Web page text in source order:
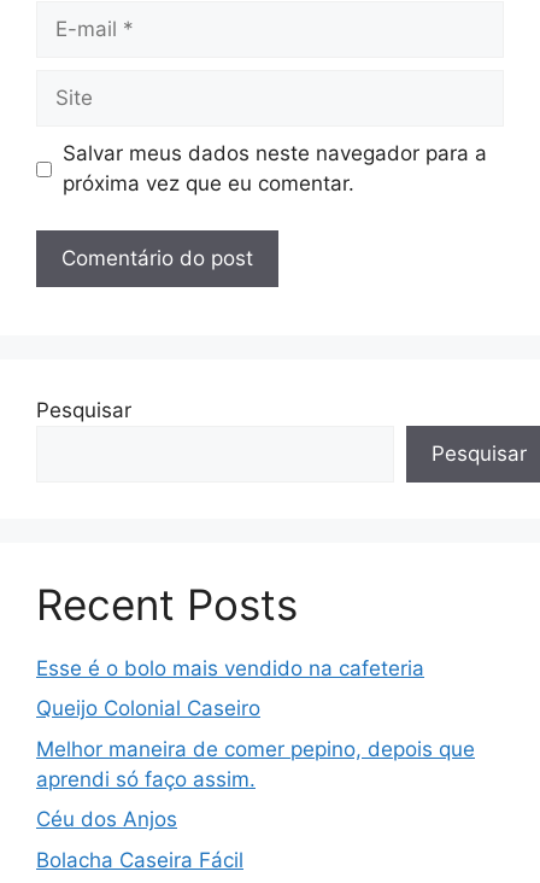
Site
Salvar meus dados neste navegador para a
próxima vez que eu comentar.
Pesquisar
Pesquisar
Recent Posts
Esse é o bolo mais vendido na cafeteria
Queijo Colonial Caseiro
Melhor maneira de comer pepino, depois que
aprendi só faço assim.
Céu dos Anjos
Bolacha Caseira Fácil